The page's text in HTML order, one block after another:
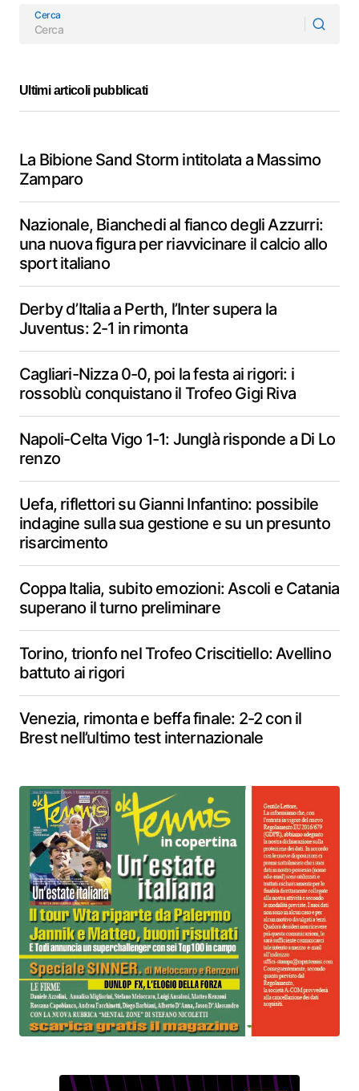
Cerca
Ultimi articoli pubblicati
La Bibione Sand Storm intitolata a Massimo
Zamparo
Nazionale, Bianchedi al fianco degli Azzurri:
una nuova figura per riavvicinare il calcio allo
sport italiano
Derby d’Italia a Perth, l’Inter supera la
Juventus: 2-1 in rimonta
Cagliari-Nizza 0-0, poi la festa ai rigori: i
rossoblù conquistano il Trofeo Gigi Riva
Napoli-Celta Vigo 1-1: Junglà risponde a Di Lo
renzo
Uefa, riflettori su Gianni Infantino: possibile
indagine sulla sua gestione e su un presunto
risarcimento
Coppa Italia, subito emozioni: Ascoli e Catania
superano il turno preliminare
Torino, trionfo nel Trofeo Criscitiello: Avellino
battuto ai rigori
Venezia, rimonta e beffa finale: 2-2 con il
Brest nell’ultimo test internazionale